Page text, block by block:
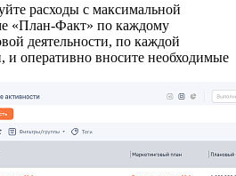
расходы с максимальной
«План-Факт» по каждому
деятельности, по каждой
и оперативно вносите необходимые